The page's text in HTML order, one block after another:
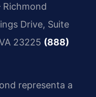
Drive, Suite
23225 (888)
representa a